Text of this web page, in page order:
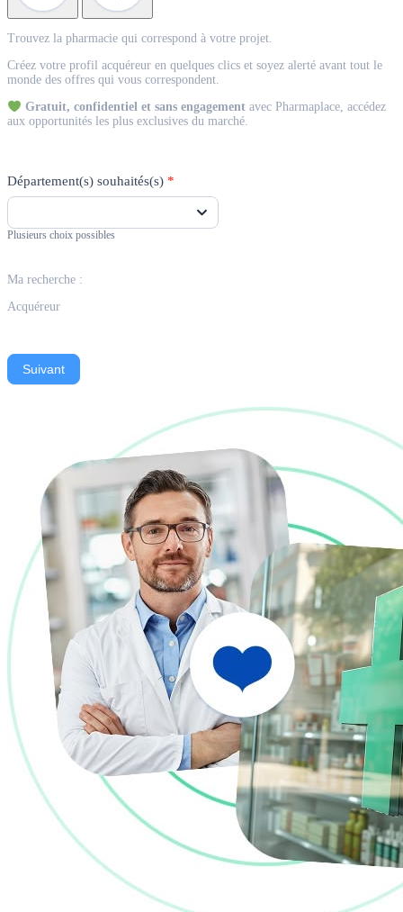
Acquéreur
Trouvez la pharmacie qui correspond à votre projet.
Créez votre profil acquéreur en quelques clics et soyez alerté avant tout le
monde des offres qui vous correspondent.
Gratuit, confidentiel et sans engagementavec Pharmaplace, accédez
aux opportunités les plus exclusives du marché.
Département(s) souhaités(s) *
Plusieurs choix possibles
Ma recherche :
Acquéreur
Suivant